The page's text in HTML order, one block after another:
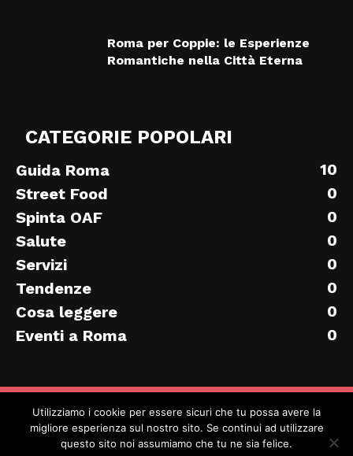
Roma per Coppie: le Esperienze
Romantiche nella Città Eterna
CATEGORIE POPOLARI
Guida Roma
10
Street Food
0
Spinta OAF
0
Salute
0
Servizi
0
Tendenze
0
Cosa leggere
0
Eventi a Roma
0
© Tutti i diritti riservati
Utilizziamo i cookie per essere sicuri che tu possa avere la
migliore esperienza sul nostro sito. Se continui ad utilizzare
questo sito noi assumiamo che tu ne sia felice.